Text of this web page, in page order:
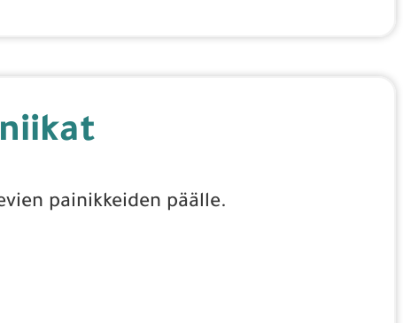
painikkeiden päälle.